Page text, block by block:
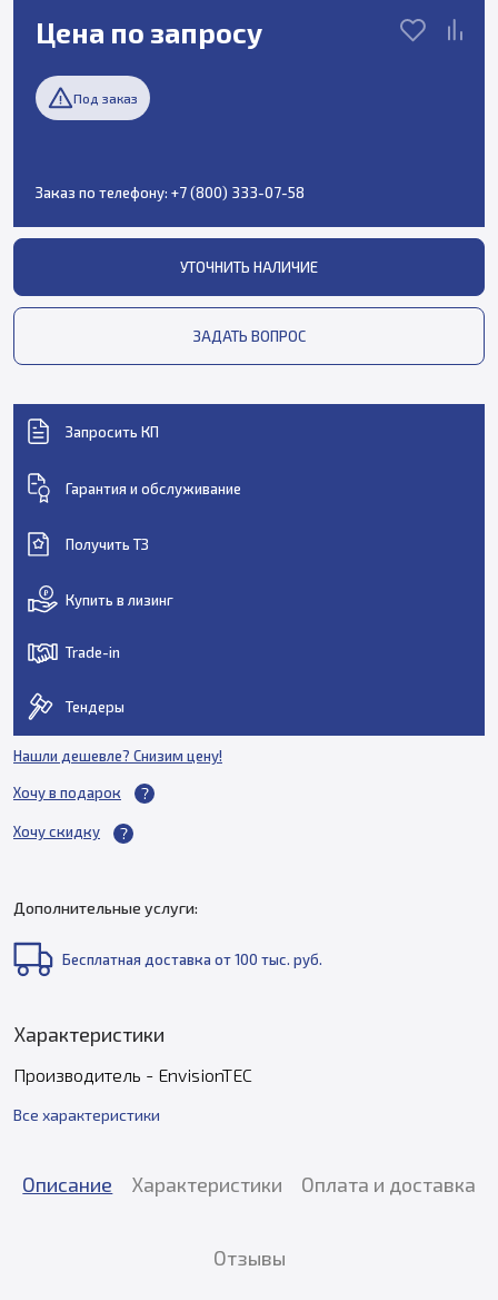
Цена по запросу
Под заказ
Заказ по телефону: +7 (800) 333-07-58
УТОЧНИТЬ НАЛИЧИЕ
ЗАДАТЬ ВОПРОС
Запросить КП
Гарантия и обслуживание
Получить ТЗ
Купить в лизинг
Trade-in
Тендеры
Нашли дешевле? Снизим цену!
Хочу в подарок
Хочу скидку
Дополнительные услуги:
Бесплатная доставка от 100 тыс. руб.
Характеристики
Производитель - EnvisionTEC
Все характеристики
Описание Характеристики Оплата и доставка
Отзывы